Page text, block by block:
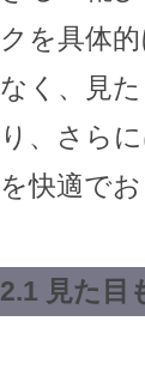
クを具体
なく、見
り、さら
を快適で
2.1 見た目